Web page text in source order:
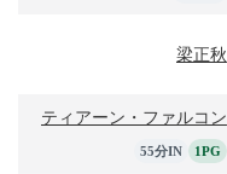
梁正秋
ティアーン・ファルコン
55分IN 1PG